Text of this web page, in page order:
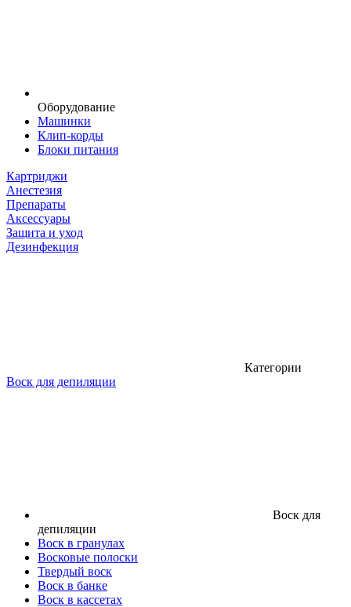
Оборудование
Машинки
Клип-корды
Блоки питания
Картриджи
Анестезия
Препараты
Аксессуары
Защита и уход
Дезинфекция
Категории
Воск для депиляции
Воск для
депиляции
Воск в гранулах
Восковые полоски
Твердый воск
Воск в банке
Воск в кассетах